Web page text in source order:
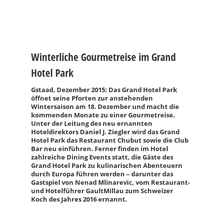
Winterliche Gourmetreise im Grand
Hotel Park
Gstaad, Dezember 2015: Das Grand Hotel Park
öffnet seine Pforten zur anstehenden
Wintersaison am 18. Dezember und macht die
kommenden Monate zu einer Gourmetreise.
Unter der Leitung des neu ernannten
Hoteldirektors Daniel J. Ziegler wird das Grand
Hotel Park das Restaurant Chubut sowie die Club
Bar neu einführen. Ferner finden im Hotel
zahlreiche Dining Events statt, die Gäste des
Grand Hotel Park zu kulinarischen Abenteuern
durch Europa führen werden – darunter das
Gastspiel von Nenad Mlinarevic, vom Restaurant-
und Hotelführer GaultMillau zum Schweizer
Koch des Jahres 2016 ernannt.